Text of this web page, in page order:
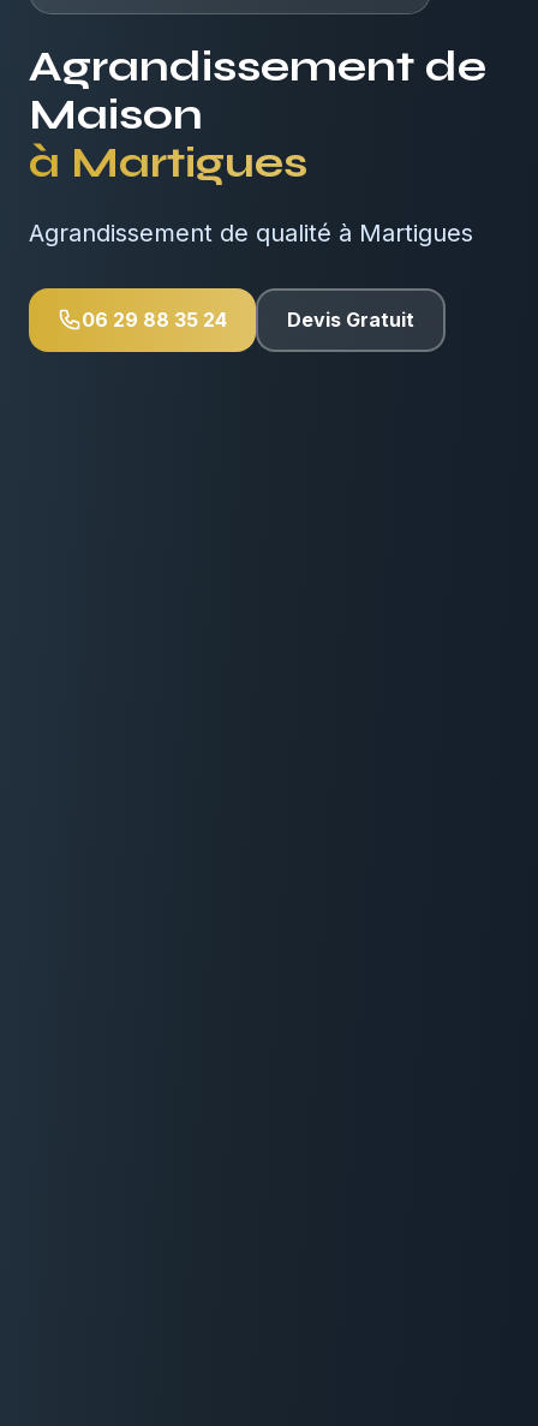
Agrandissement de
Maison
à Martigues
Agrandissement de qualité à Martigues
06 29 88 35 24 Devis Gratuit